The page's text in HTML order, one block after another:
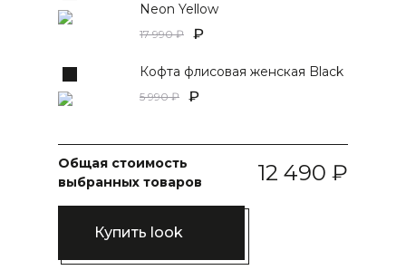
Neon Yellow
17 990
Кофта флисовая женская Black
5 990
Общая стоимость
выбранных товаров
12 490
Купить look